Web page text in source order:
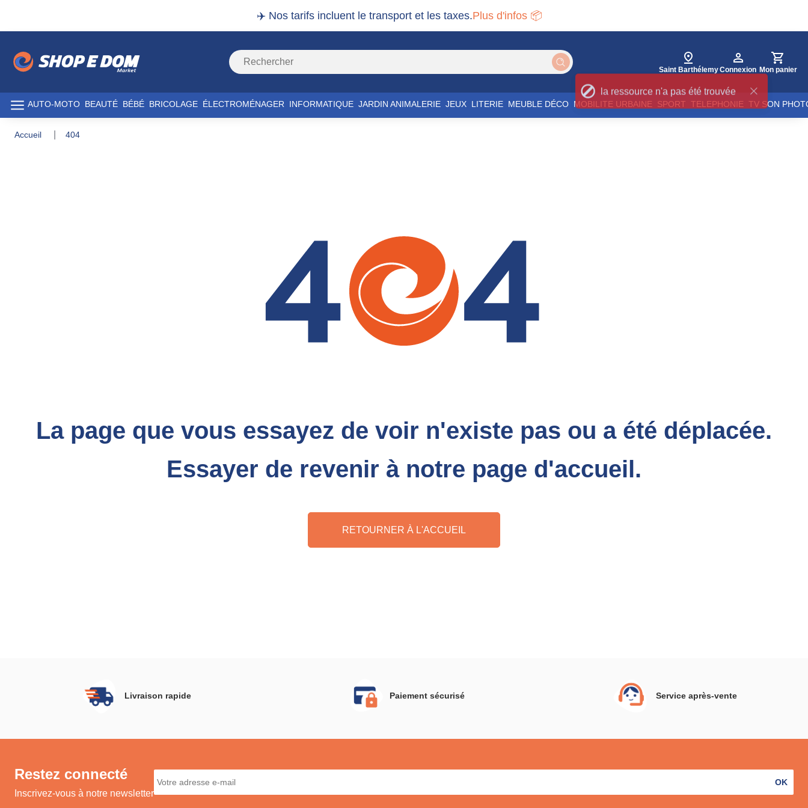
✈️ Nos tarifs incluent le transport et les taxes.Plus d'infos 📦
Saint BarthélemyConnexion Mon panier
AUTO-MOTO BEAUTÉ BÉBÉ BRICOLAGE ÉLECTROMÉNAGER INFORMATIQUE JARDIN ANIMALERIE JEUX LITERIE MEUBLE DÉCO MOBILITE URBAINE SPORT TELEPHONIE TV SON
accueil 404
La page que vous essayez de voir n'existe pas ou a été déplacée.
Essayer de revenir à notre page d'accueil.
RETOURNER À L'ACCUEIL
Livraison rapide Paiement sécurisé Service après-vente
Restez connecté
Inscrivez-vous à notre newsletter
OK